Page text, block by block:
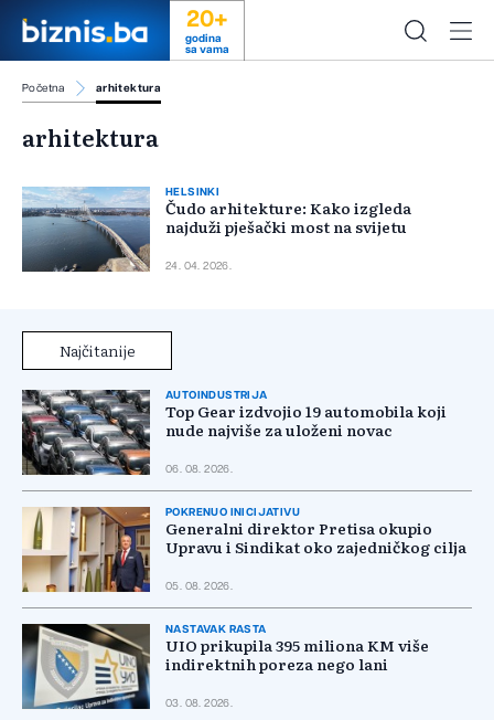
20+
godina
sa vama
Početna arhitektura
arhitektura
HELSINKI
Čudo arhitekture: Kako izgleda
najduži pješački most na svijetu
24. 04. 2026.
Najčitanije
AUTOINDUSTRIJA
Top Gear izdvojio 19 automobila koji
nude najviše za uloženi novac
06. 08. 2026.
POKRENUO INICIJATIVU
Generalni direktor Pretisa okupio
Upravu i Sindikat oko zajedničkog cilja
05. 08. 2026.
NASTAVAK RASTA
UIO prikupila 395 miliona KM više
indirektnih poreza nego lani
03. 08. 2026.